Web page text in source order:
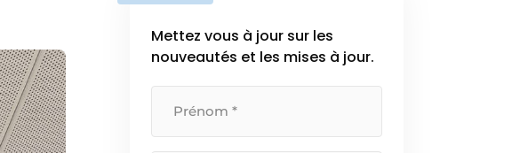
Mettez vous à jour sur les
nouveautés et les mises à jour.